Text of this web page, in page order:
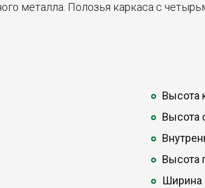
металла. Полозья каркаса с
Высота
Высота
Высота
Ширина